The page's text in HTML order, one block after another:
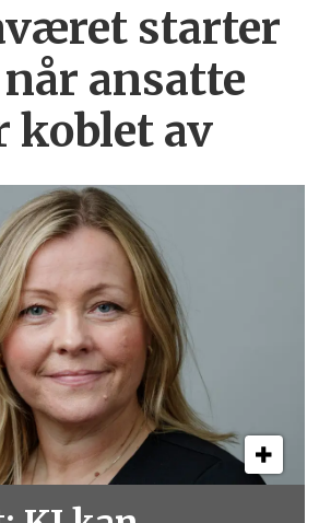
starter
ansatte
koblet av